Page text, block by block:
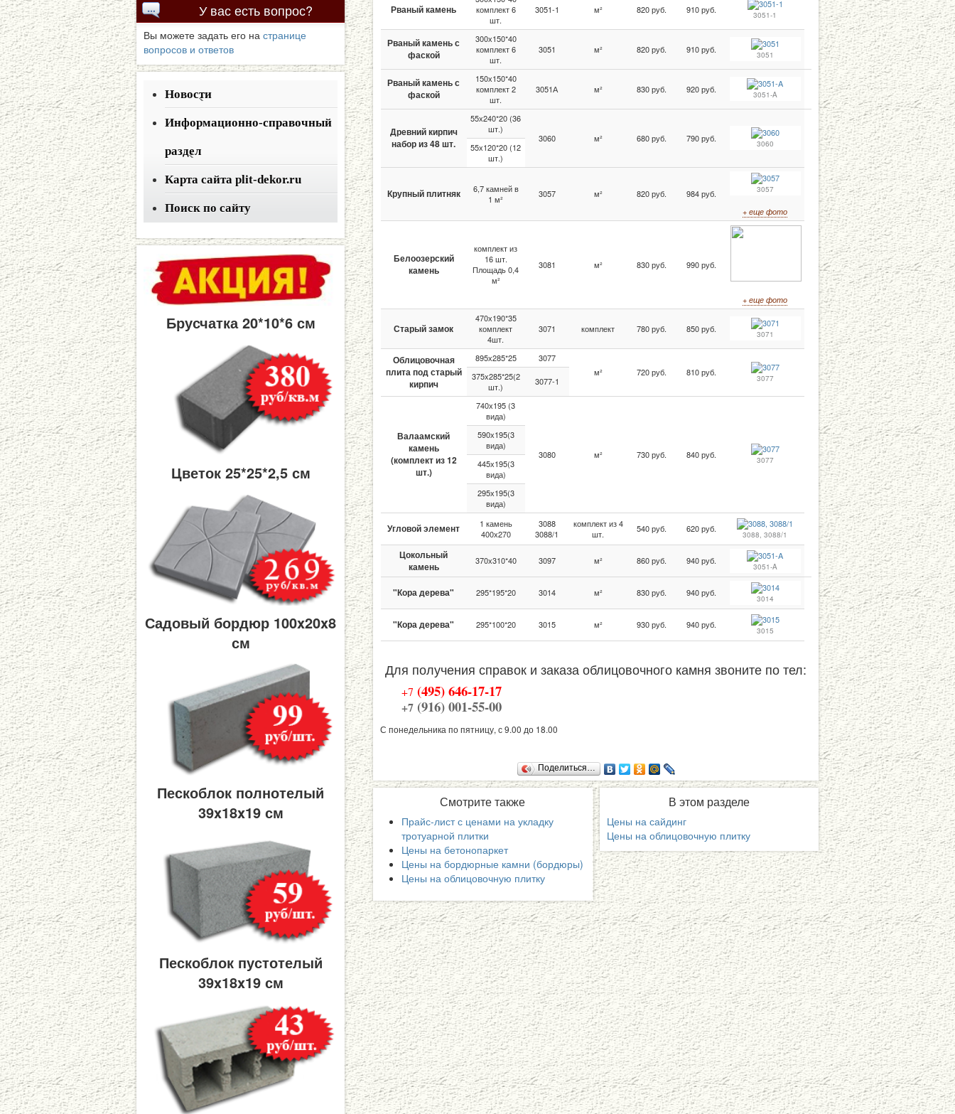
Увас есть вопрос?
Вы можете задать его на странице
вопросов и ответов
Новости
Информационно-справочный
раздел
Карта сайта plit-dekor.ru
Поиск по сайту
Брусчатка 20*10*6 см
Цветок 25*25*2,5 см
Садовый бордюр 100x20x8
см
Пескоблок полнотелый
39x18x19 см
Пескоблок пустотелый
39x18x19 см
Рваный камень
комплект 6
шт.
3051-1 м² 820 руб. 910 руб.
3051-1
Рваный камень с
фаской
300х150*40
комплект 6
шт.
3051 м² 820 руб. 910 руб.
3051
Рваный камень с
фаской
150х150*40
комплект 2
шт.
3051А м² 830 руб. 920 руб.
3051-A
Древний кирпич
набор из 48 шт.
55х240*20 (36
шт.)
3060
м² 680 руб. 790 руб.
3060
55х120*20 (12
шт.)
Крупный плитняк
6,7 камней в
1 м²
3057 м² 820 руб. 984 руб. 3057
+ еще фото
Белоозерский
камень
комплект из
16 шт.
Площадь 0,4
м²
3081 м² 830 руб. 990 руб.
+ еще фото
Старый замок
470х190*35
комплект
4шт.
3071 комплект 780 руб. 850 руб.
3071
Облицовочная
плита под старый
кирпич
895х285*25
3077
м²
720 руб. 810 руб.
3077
375x285*25(2
шт.)
3077-1
Валаамский
камень
(комплект из 12
шт.)
740х195 (3
вида)
3080 м² 730 руб. 840 руб.
3077
590х195(3
вида)
445х195(3
вида)
295х195(3
вида)
Угловой элемент
1 камень
400х270
3088
3088/1
комплект из 4
шт.
540 руб. 620 руб.
3088, 3088/1
Цокольный
камень
370х310*40 3097 м² 860 руб. 940 руб.
3051-A
"Кора дерева" 295*195*20 3014 м² 830 руб. 940 руб.
3014
"Кора дерева" 295*100*20 3015 м² 930 руб. 940 руб.
3015
Для получения справок и заказа облицовочного камня звоните по тел:
+7 (495) 646-17-17
+7 (916) 001-55-00
С понедельника по пятницу, с 9.00 до 18.00
Поделиться…
Смотритетакже
Прайс-лист с ценами на укладку
тротуарной плитки
Цены на бетонопаркет
Цены на бордюрные камни (бордюры)
Цены на облицовочную плитку
В этом разделе
Цены на сайдинг
Цены на облицовочную плитку